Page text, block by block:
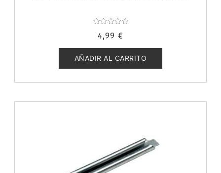
con
de
5
4,99 €
AÑADIR AL CARRITO